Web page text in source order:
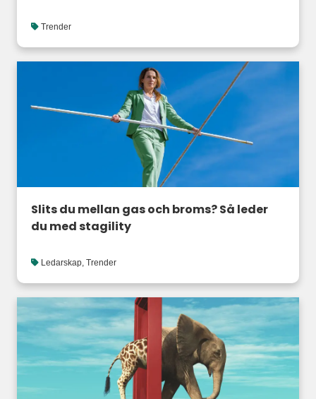
Trender
Slits du mellan gas och broms? Så leder
du med stagility
Ledarskap, Trender